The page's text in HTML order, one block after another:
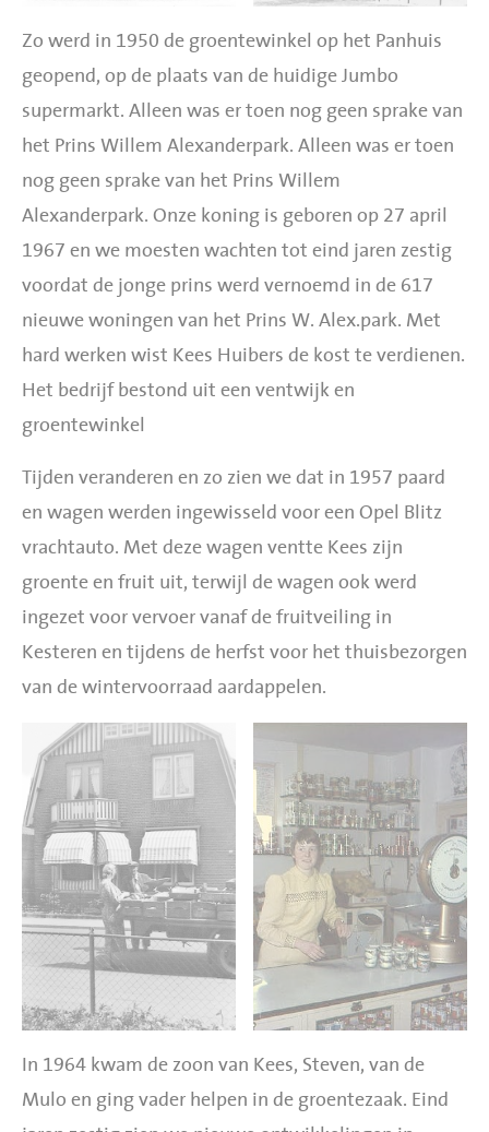
Zo werd in 1950 de groentewinkel op het Panhuis
geopend, op de plaats van de huidige Jumbo
supermarkt. Alleen was er toen nog geen sprake van
het Prins Willem Alexanderpark. Alleen was er toen
nog geen sprake van het Prins Willem
Alexanderpark. Onze koning is geboren op 27 april
1967 en we moesten wachten tot eind jaren zestig
voordat de jonge prins werd vernoemd in de 617
nieuwe woningen van het Prins W. Alex.park. Met
hard werken wist Kees Huibers de kost te verdienen.
Het bedrijf bestond uit een ventwijk en
groentewinkel
Tijden veranderen en zo zien we dat in 1957 paard
en wagen werden ingewisseld voor een Opel Blitz
vrachtauto. Met deze wagen ventte Kees zijn
groente en fruit uit, terwijl de wagen ook werd
ingezet voor vervoer vanaf de fruitveiling in
Kesteren en tijdens de herfst voor het thuisbezorgen
van de wintervoorraad aardappelen.
In 1964 kwam de zoon van Kees, Steven, van de
Mulo en ging vader helpen in de groentezaak. Eind